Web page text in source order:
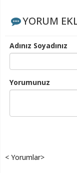
YORUM
Adınız Soyadınız
Yorumunuz
< Yorumlar>